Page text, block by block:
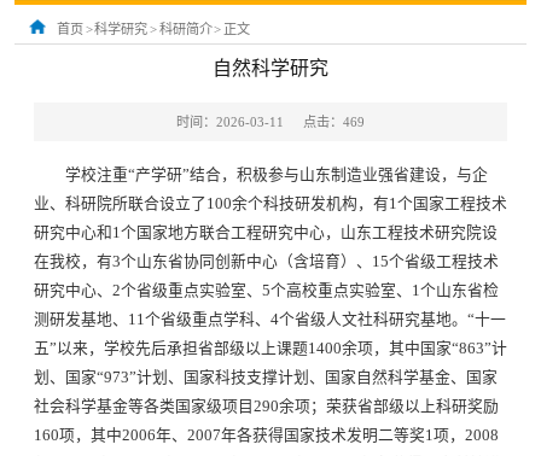
首页>科学研究>科研简介> 正文
自然科学研究
时间：2026-03-11 点击： 469
学校注重“产学研”结合，积极参与山东制造业强省建设，与企
业、科研院所联合设立了100余个科技研发机构，有1个国家工程技术
研究中心和1个国家地方联合工程研究中心，山东工程技术研究院设
在我校，有3个山东省协同创新中心（含培育）、15个省级工程技术
研究中心、2个省级重点实验室、5个高校重点实验室、1个山东省检
测研发基地、11个省级重点学科、4个省级人文社科研究基地。“十一
五”以来，学校先后承担省部级以上课题1400余项，其中国家“863”计
划、国家“973”计划、国家科技支撑计划、国家自然科学基金、国家
社会科学基金等各类国家级项目290余项；荣获省部级以上科研奖励
160项，其中2006年、2007年各获得国家技术发明二等奖1项，2008